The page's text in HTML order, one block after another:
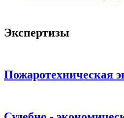
Экспертизы
Пожаротехническая